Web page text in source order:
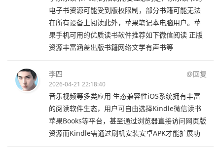
电子书资源可能受到版权限制，部分书籍可能无法
在所有设备上阅读此外，苹果笔记本电脑用户。苹
果手机可用的优质读书软件推荐如下微信阅读 正版
资源丰富涵盖出版书籍网络文学有声书等
李四 @回复
2026-04-21 22:18:40
音乐视频等多类应用 生态兼容性iOS系统拥有丰富
的阅读软件生态，用户可自由选择Kindle微信读书
苹果Books等平台，甚至通过浏览器直接访问网页版
资源而Kindle需通过刷机安装安卓APK才能扩展功